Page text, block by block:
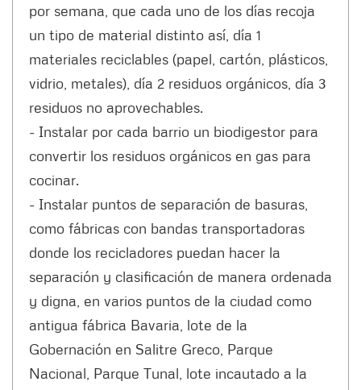
por semana, que cada uno de los días recoja
un tipo de material distinto así, día 1
materiales reciclables (papel, cartón, plásticos,
vidrio, metales), día 2 residuos orgánicos, día 3
residuos no aprovechables.
- Instalar por cada barrio un biodigestor para
convertir los residuos orgánicos en gas para
cocinar.
- Instalar puntos de separación de basuras,
como fábricas con bandas transportadoras
donde los recicladores puedan hacer la
separación y clasificación de manera ordenada
y digna, en varios puntos de la ciudad como
antigua fábrica Bavaria, lote de la
Gobernación en Salitre Greco, Parque
Nacional, Parque Tunal, lote incautado a la